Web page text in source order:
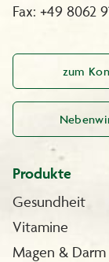
Fax: +49 8062
zum
Produkte
Gesundheit
Vitamine
Magen & Darm